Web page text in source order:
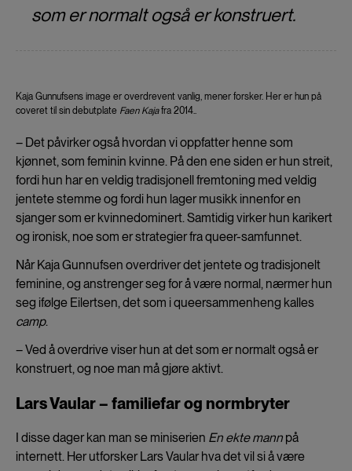
som er normalt også er konstruert.
Kaja Gunnufsens image er overdrevent vanlig, mener forsker. Her er hun på
coveret til sin debutplate Faen Kajafra 2014..
– Det påvirker også hvordan vi oppfatter henne som
kjønnet, som feminin kvinne. På den ene siden er hun streit,
fordi hun har en veldig tradisjonell fremtoning med veldig
jentete stemme og fordi hun lager musikk innenfor en
sjanger som er kvinnedominert. Samtidig virker hun karikert
og ironisk, noe som er strategier fra queer-samfunnet.
Når Kaja Gunnufsen overdriver det jentete og tradisjonelt
feminine, og anstrenger seg for å være normal, nærmer hun
seg ifølge Eilertsen, det som i queersammenheng kalles
camp.
– Ved å overdrive viser hun at det som er normalt også er
konstruert, og noe man må gjøre aktivt.
Lars Vaular – familiefar og normbryter
I disse dager kan man se miniserien En ekte mann på
internett. Her utforsker Lars Vaular hva det vil si å være